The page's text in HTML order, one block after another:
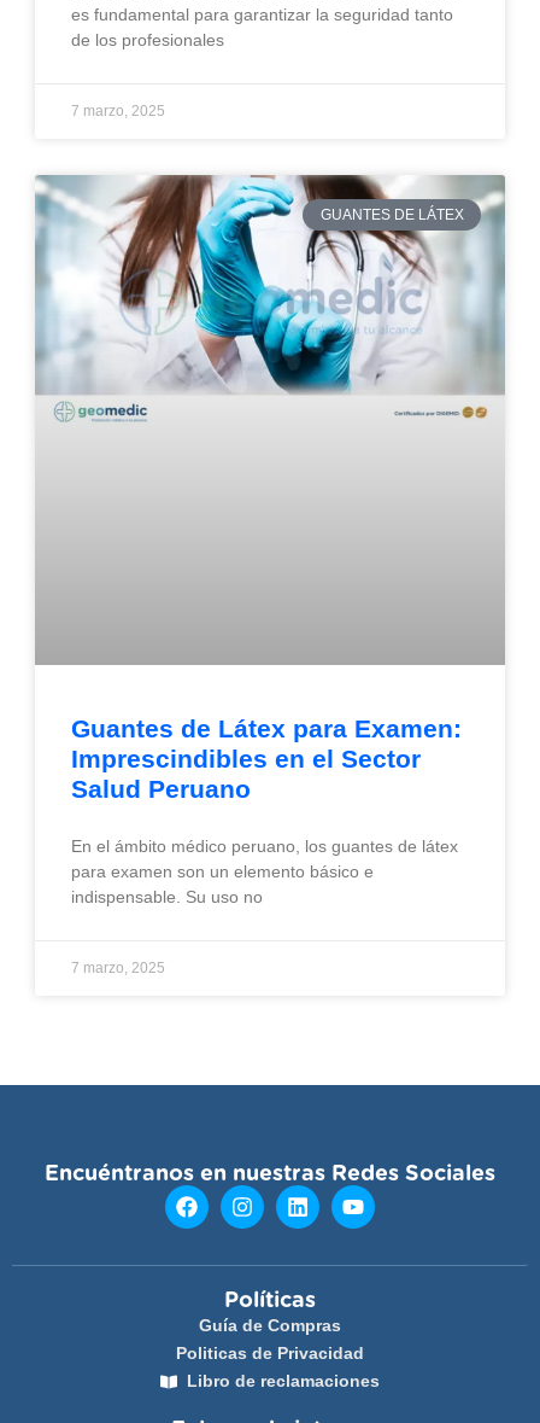
es fundamental para garantizar la seguridad tanto
de los profesionales
7 marzo, 2025
GUANTES DE LÁTEX
Guantes de Látex para Examen:
Imprescindibles en el Sector
Salud Peruano
En el ámbito médico peruano, los guantes de látex
para examen son un elemento básico e
indispensable. Su uso no
7 marzo, 2025
Encuéntranos en nuestras Redes Sociales
Políticas
Guía de Compras
Politicas de Privacidad
Libro de reclamaciones